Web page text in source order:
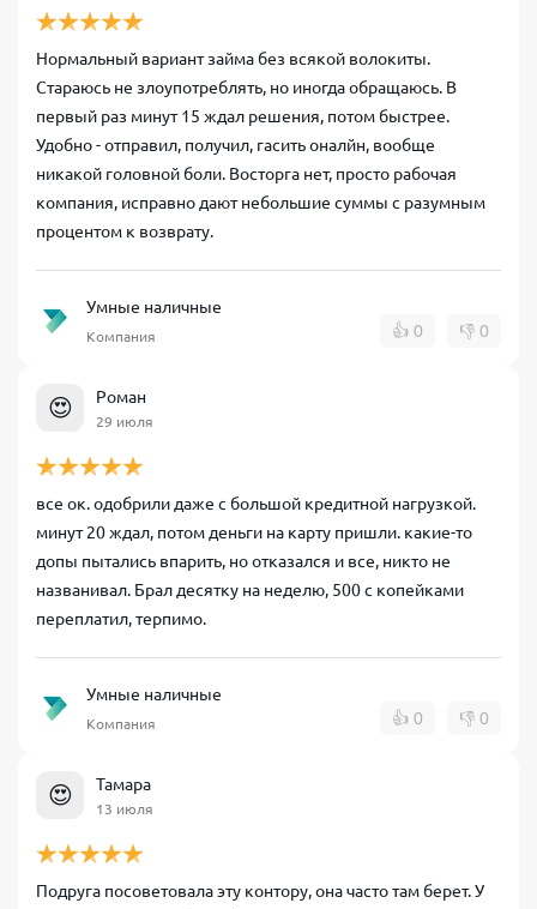
Нормальный вариант займа без всякой волокиты.
Стараюсь не злоупотреблять, но иногда обращаюсь. В
первый раз минут 15 ждал решения, потом быстрее.
Удобно - отправил, получил, гасить оналйн, вообще
никакой головной боли. Восторга нет, просто рабочая
компания, исправно дают небольшие суммы с разумным
процентом к возврату.
Умные наличные
Компания 👍 0 👎 0
😍 Роман
29 июля
все ок. одобрили даже с большой кредитной нагрузкой.
минут 20 ждал, потом деньги на карту пришли. какие-то
допы пытались впарить, но отказался и все, никто не
названивал. Брал десятку на неделю, 500 с копейками
переплатил, терпимо.
Умные наличные
Компания 👍 0 👎 0
😍 Тамара
13 июля
Подруга посоветовала эту контору, она часто там берет. У